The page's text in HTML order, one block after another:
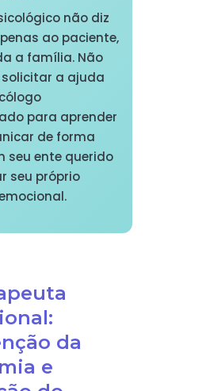
não diz
ao paciente,
a família. Não
solicitar a ajuda
para aprender
de forma
seu ente querido
seu próprio
da
e